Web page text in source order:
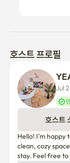
호스트 프로필
Jul
호스트
Hello! I'm happy
clean, cozy
stay. Feel free